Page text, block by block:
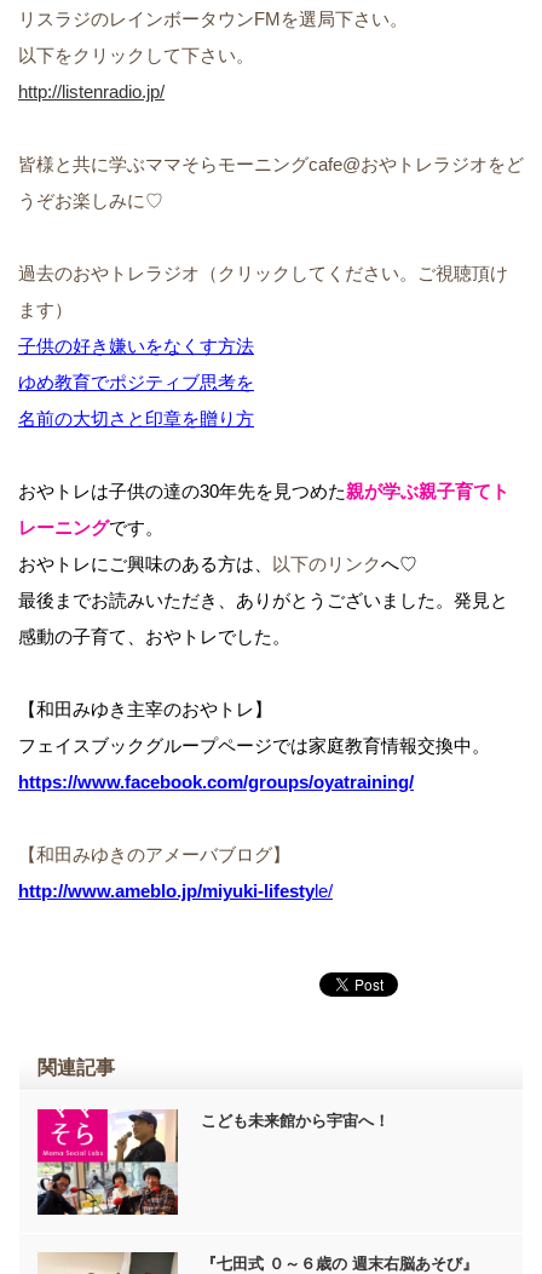
リスラジのレインボータウンFMを選局下さい。
以下をクリックして下さい。
http://listenradio.jp/
皆様と共に学ぶママそらモーニングcafe@おやトレラジオをど
うぞお楽しみに♡
過去のおやトレラジオ（クリックしてください。ご視聴頂け
ます）
子供の好き嫌いをなくす方法
ゆめ教育でポジティブ思考を
名前の大切さと印章を贈り方
おやトレは子供の達の30年先を見つめた親が学ぶ親子育てト
レーニングです。
おやトレにご興味のある方は、
以下のリンクへ♡
最後までお読みいただき、ありがとうございました。発見と
感動の子育て、おやトレでした。
【和田みゆき主宰のおやトレ】
フェイスブックグループページでは家庭教育情報交換中。
https://www.facebook.com/groups/oyatraining/
【和田みゆきのアメーバブログ】
http://www.ameblo.jp/miyuki-lifestyle/
関連記事
こども未来館から宇宙へ！
『七田式 ０～６歳の 週末右脳あそび』